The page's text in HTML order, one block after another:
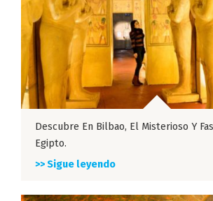
Descubre En Bilbao, El Misterioso Y
Egipto.
>> Sigue leyendo